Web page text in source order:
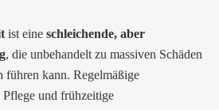
ist eine schleichende, aber
, die unbehandelt zu massiven Schäden
kann. Regelmäßige
und frühzeitige